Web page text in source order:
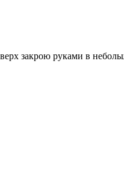
закрою руками в